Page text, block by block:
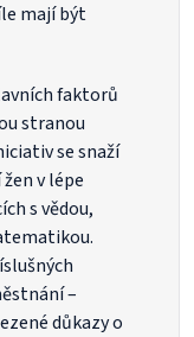
mají být
faktorů
stranou
se snaží
v lépe
s vědou,
–
důkazy o